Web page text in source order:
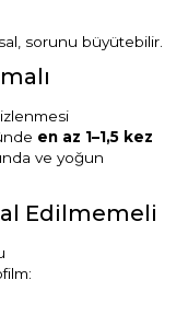
sorunu büyütebilir.
en az 1–1,5 kez
ve yoğun
Edilmemeli